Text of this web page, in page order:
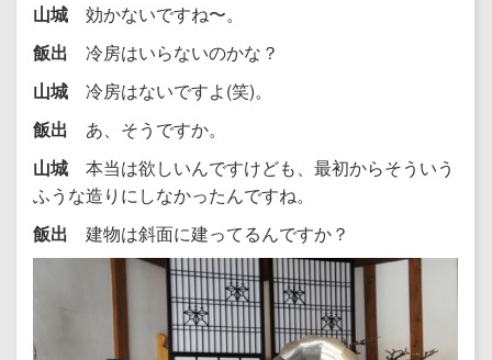
山城 効かないですね〜。
飯出 冷房はいらないのかな？
山城 冷房はないですよ(笑)。
飯出 あ、そうですか。
山城 本当は欲しいんですけども、最初からそういう
ふうな造りにしなかったんですね。
飯出 建物は斜面に建ってるんですか？